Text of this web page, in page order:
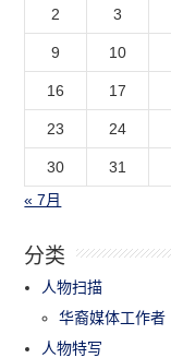
2 3
9 10
16 17
23 24
30
31
« 7月
分类
人物扫描
华裔媒体工作者
人物特写